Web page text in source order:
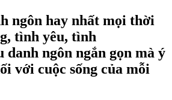
ngôn hay nhất mọi thời
tình yêu, tình
danh ngôn ngắn gọn mà ý
với cuộc sống của mỗi